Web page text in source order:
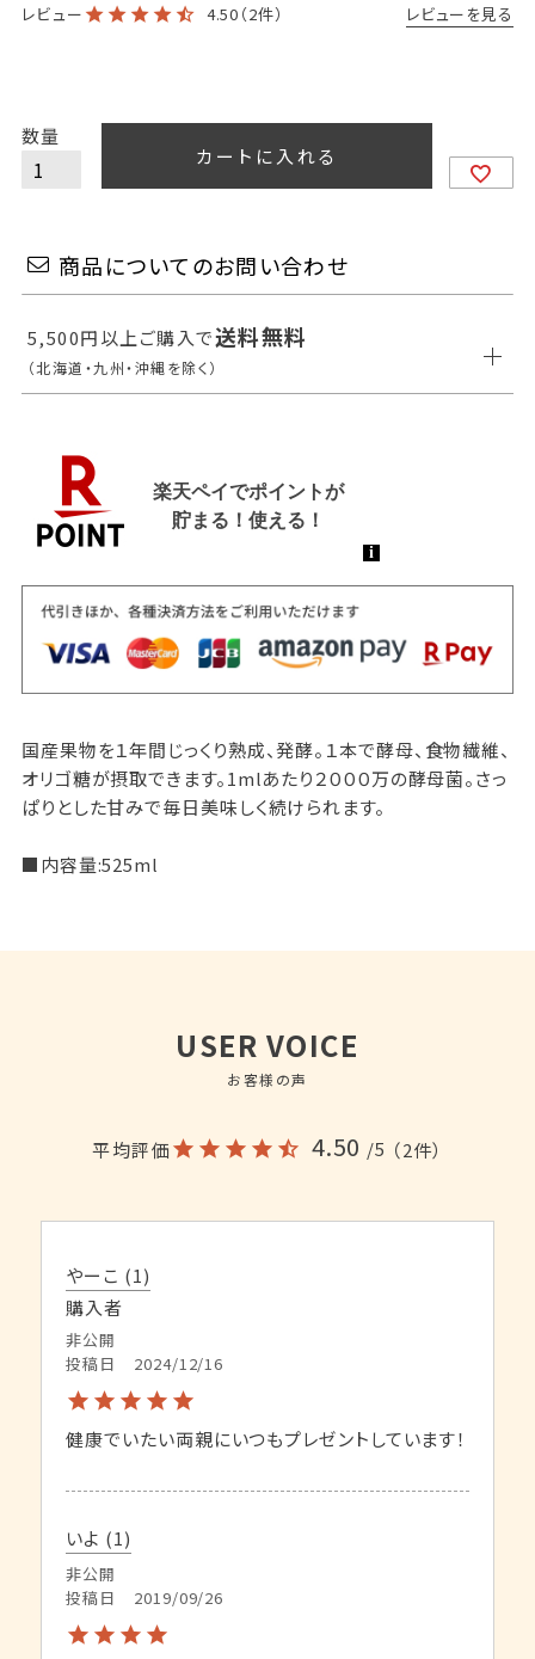
レビュー 4.50 （2件） レビューを見る
カートに入れる
商品についてのお問い合わせ
5,500円以上ご購入で送料無料
（北海道・九州・沖縄を除く）
国産果物を１年間じっくり熟成、発酵。１本で酵母、食物繊維、
オリゴ糖が摂取できます。1mlあたり２０００万の酵母菌。さっ
ぱりとした甘みで毎日美味しく続けられます。
■内容量:525ml
USER VOICE
お客様の声
平均評価 4.50 /5 （2件）
やーこ
1
購入者
非公開
投稿日
2024/12/16
健康でいたい両親にいつもプレゼントしています！
いよ 1
非公開
投稿日
2019/09/26